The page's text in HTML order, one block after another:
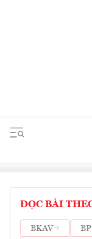
ĐỌC BÀI
BKAV